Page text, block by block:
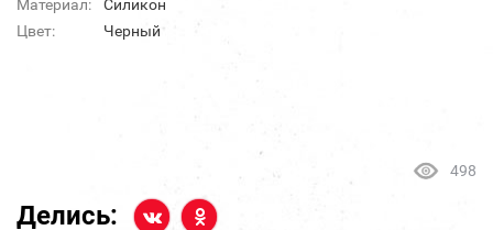
Материал:
Силикон
Цвет:
Черный
498
Делись: